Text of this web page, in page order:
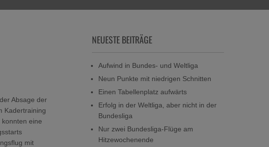
Absage der
Kadertraining
eine
mit
NEUESTE BEITRÄGE
Aufwind in Bundes- und Weltliga
Neun Punkte mit niedrigen Schnitten
Einen Tabellenplatz aufwärts
Erfolg in der Weltliga, aber nicht in der
Bundesliga
Nur zwei Bundesliga-Flüge am
Hitzewochenende